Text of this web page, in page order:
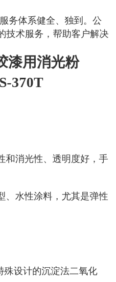
务体系健全、独到。公
技术服务，帮助客户解决
漆用消光粉
370T
和消光性、透明度好，手
、水性涂料，尤其是弹性
殊设计的沉淀法二氧化